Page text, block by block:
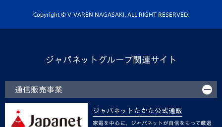
ホームタウン活動
Copyright © V-VAREN NAGASAKI. ALL RIGHT RESERVED.
ジャパネットグループ関連サイト
通信販売事業
ジャパネットたかた公式通販
家電を中心に、ジャパネットが自信をもって厳選